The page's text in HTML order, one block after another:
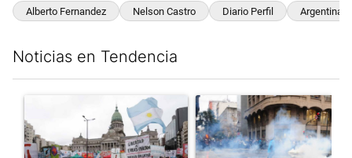
Alberto Fernandez Nelson Castro Diario Perfil Argentina
Noticias en Tendencia
Un artículo de tendencia con el título "Congreso vallado y
Un artículo de tendencia con